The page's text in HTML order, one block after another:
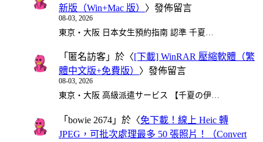
新版（Win+Mac 版） 〉發佈留言
08-03, 2026
東京・大阪 日本女生預約指南 認準 千夏…
「 匿名訪客 」於〈[下載] WinRAR 壓縮軟體（繁
體中文版+免費版） 〉發佈留言
08-03, 2026
東京・大阪 高級派遣サービス 【千夏の伊…
「 bowie 2674 」於〈免下載！線上 Heic 轉
JPEG，可批次處理最多 50 張照片！（Convert